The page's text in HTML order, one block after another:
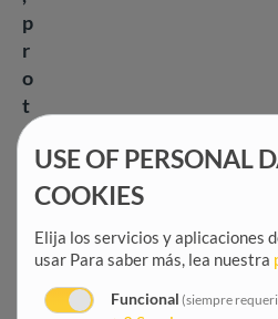
p
r
o
t
e
USE OF PERSONAL
COOKIES
Elija los servicios y aplicaciones
usar Para saber más, lea nuestra
Funcional (siempre